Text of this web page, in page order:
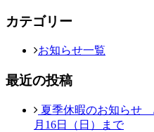
カテゴリー
お知らせ一覧
最近の投稿
夏季休暇のお知らせ
月16日（日）まで